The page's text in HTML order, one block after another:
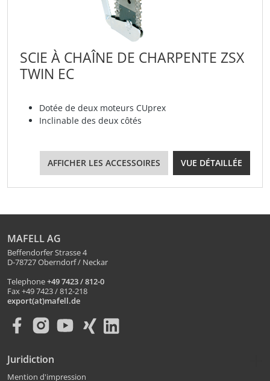
SCIE À CHAÎNE DE CHARPENTE ZSX
TWIN EC
Dotée de deux moteurs CUprex
Inclinable des deux côtés
AFFICHER LES ACCESSOIRES VUE DÉTAILLÉE
MAFELL AG
Beffendorfer Strasse 4
D-78727 Oberndorf / Neckar
Telephone+49 7423 / 812-0
Fax +49 7423 / 812-218
export(at)mafell.de
Juridiction
Mention d'impression